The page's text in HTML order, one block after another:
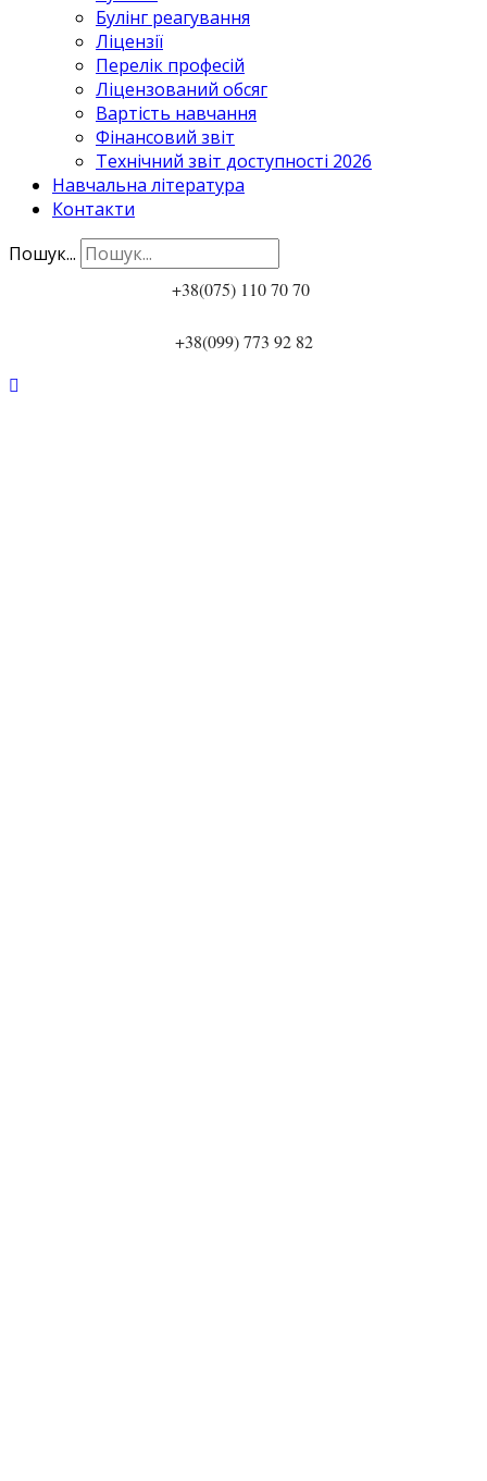
Булінг реагування
Ліцензії
Перелік професій
Ліцензований обсяг
Вартість навчання
Фінансовий звіт
Технічний звіт доступності 2026
Навчальна література
Контакти
Пошук...
+38(075) 110 70 70
+38(099) 773 92 82